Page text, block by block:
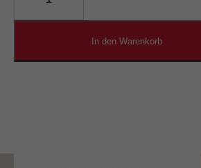
Designputz
In den Warenkorb